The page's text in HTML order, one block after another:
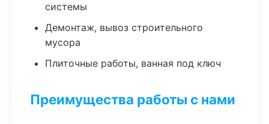
системы
Демонтаж, вывоз строительного
мусора
Плиточные работы, ванная под ключ
Преимущества работы с нами